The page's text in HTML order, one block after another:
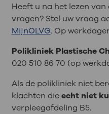
Heeft u na het lezen
vragen? Stel uw vraag
MijnOLVG. Op
Polikliniek Plastische
020 510 86 70 (op
Als de polikliniek niet
klachten dieecht niet
verpleegafdeling B5.